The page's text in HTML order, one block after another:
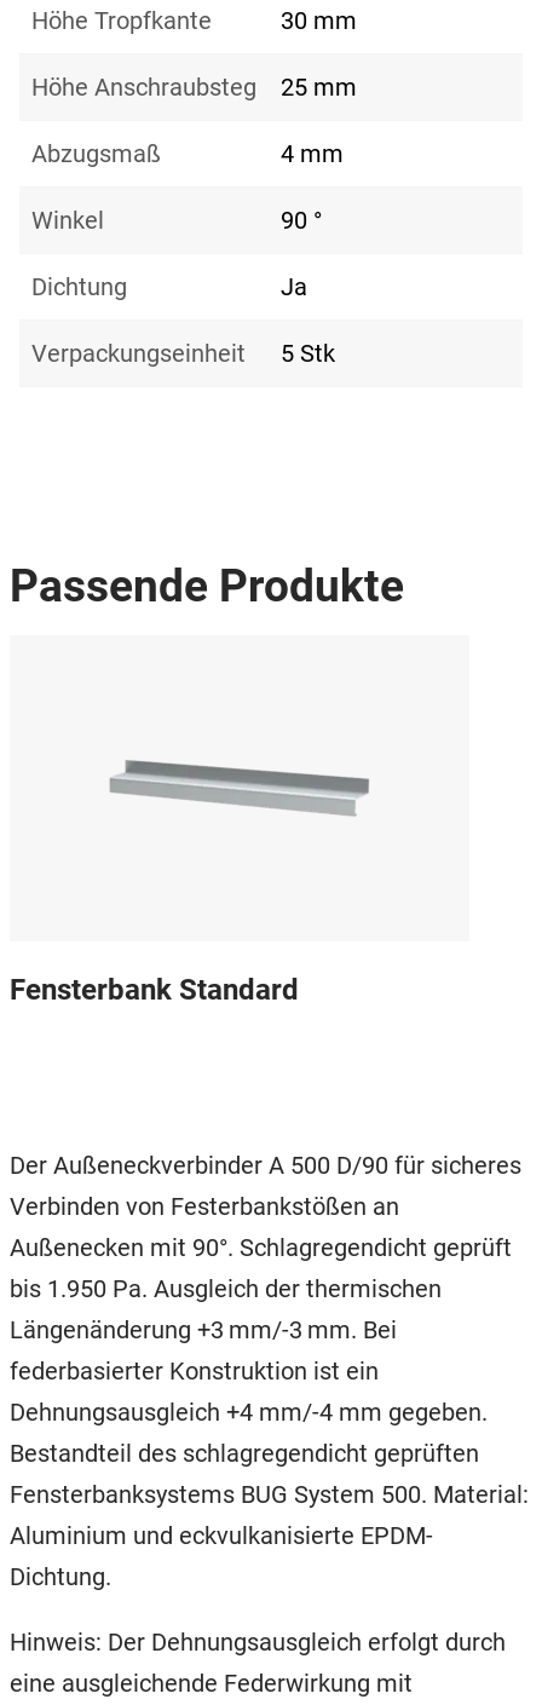
Höhe Tropfkante 30 mm
Höhe Anschraubsteg 25 mm
Abzugsmaß 4 mm
Winkel 90 °
Dichtung Ja
Verpackungseinheit 5 Stk
Passende Produkte
Fensterbank Standard
Der Außeneckverbinder A 500 D/90 für sicheres
Verbinden von Festerbankstößen an
Außenecken mit 90°. Schlagregendicht geprüft
bis 1.950 Pa. Ausgleich der thermischen
Längenänderung +3 mm/-3 mm. Bei
federbasierter Konstruktion ist ein
Dehnungsausgleich +4 mm/-4 mm gegeben.
Bestandteil des schlagregendicht geprüften
Fensterbanksystems BUG System 500. Material:
Aluminium und eckvulkanisierte EPDM-
Dichtung.
Hinweis: Der Dehnungsausgleich erfolgt durch
eine ausgleichende Federwirkung mit